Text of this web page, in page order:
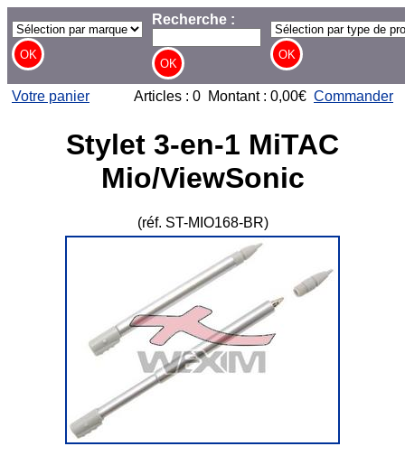
Recherche :
Votre panier Articles : 0 Montant : 0,00€ Commander
Stylet 3-en-1 MiTAC
Mio/ViewSonic
(réf. ST-MIO168-BR)